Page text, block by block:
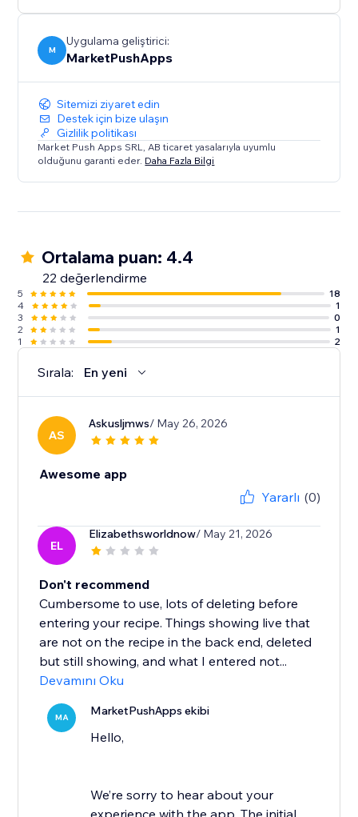
M
Uygulama geliştirici:
MarketPushApps
Sitemizi ziyaret edin
Destek için bize ulaşın
Gizlilik politikası
Market Push Apps SRL, AB ticaret yasalarıyla uyumlu
olduğunu garanti eder. Daha Fazla Bilgi
Ortalama puan: 4.4
22 değerlendirme
5
18
4
1
3
0
2
1
1
2
Sırala: En yeni
AS
Askusljmws/ May 26, 2026
Awesome app
Yararlı (0)
EL
Elizabethsworldnow/ May 21, 2026
Don't recommend
Cumbersome to use, lots of deleting before
entering your recipe. Things showing live that
are not on the recipe in the back end, deleted
but still showing, and what I entered not...
Devamını Oku
MA MarketPushApps ekibi
Hello,
We’re sorry to hear about your